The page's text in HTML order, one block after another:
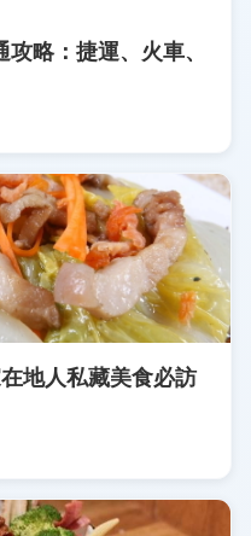
略：捷運、火車、
地人私藏美食必訪